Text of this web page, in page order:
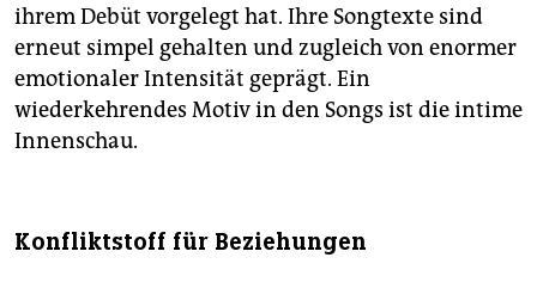
ihrem Debüt vorgelegt hat. Ihre Songtexte sind
erneut simpel gehalten und zugleich von enormer
emotionaler Intensität geprägt. Ein
wiederkehrendes Motiv in den Songs ist die intime
Innenschau.
Konfliktstoff für Beziehungen